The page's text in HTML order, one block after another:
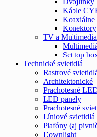
Káble
Koaxiálne
Konektory
TV a Multimedia
Set top
Technické svietidlá
Rastrové svietidlá
Architektonické
Prachotesné
LED panely
Prachotesné
Líniové svietidlá
Plafóny (aj
Downlight